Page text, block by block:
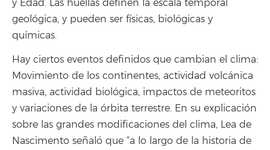
y Edad. Las huellas definen la escala temporal
geológica, y pueden ser físicas, biológicas y
químicas.
Hay ciertos eventos definidos que cambian el clima:
Movimiento de los continentes, actividad volcánica
masiva, actividad biológica, impactos de meteoritos
y variaciones de la órbita terrestre. En su explicación
sobre las grandes modificaciones del clima, Lea de
Nascimento señaló que “a lo largo de la historia de